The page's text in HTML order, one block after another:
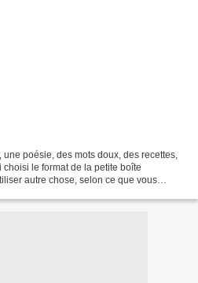
poésie, des mots doux, des recettes,
le format de la petite boîte
autre chose, selon ce que vous